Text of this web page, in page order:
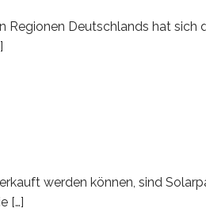
Deutschlands hat sich
werden können, sind
[…]